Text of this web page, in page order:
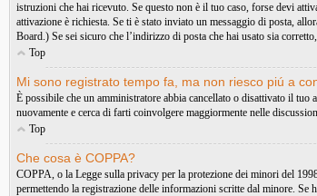
istruzioni che hai ricevuto. Se questo non è il tuo caso, forse devi
attivazione è richiesta. Se ti è stato inviato un messaggio di posta,
Board.) Se sei sicuro che l’indirizzo di posta che hai usato sia
Top
Mi sono registrato tempo fa, ma non riesco piú a
È possibile che un amministratore abbia cancellato o disattivato il
nuovamente e cerca di farti coinvolgere maggiormente nelle
Top
Che cosa è COPPA?
COPPA, o la Legge sulla privacy per la protezione dei minori del
permettendo la registrazione delle informazioni scritte dal minore.